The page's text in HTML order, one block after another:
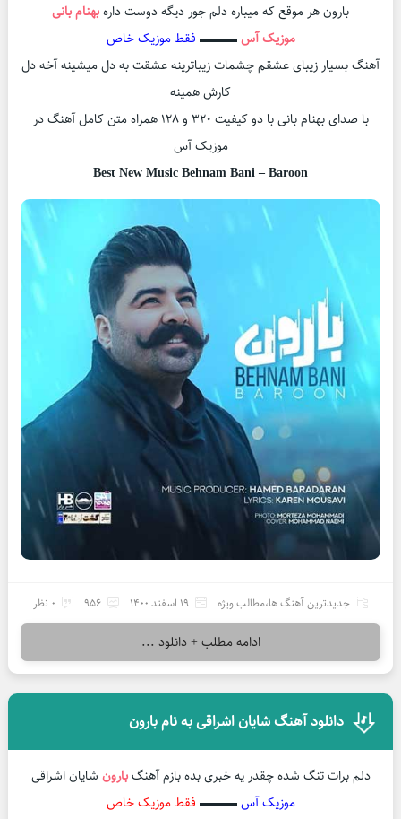
بارون هر موقع که میباره دلم جور دیگه دوست دارهبهنام بانی
موزیک آس▬▬▬ فقط موزیک خاص
آهنگ بسیار زیبای عشقم چشمات زیباترینه عشقت به دل میشینه آخه دل
کارش همینه
با صدای بهنام بانی با دو کیفیت ۳۲۰ و ۱۲۸ همراه متن کامل آهنگ در
موزیک آس
Best New Music Behnam Bani – Baroon
جدیدترین آهنگ ها،مطالب ویژه 19 اسفند 1400 956 0 نظر
ادامه مطلب + دانلود ...
دانلود آهنگ شایان اشراقی به نام بارون
دلم برات تنگ شده چقدر یه خبری بده بازم آهنگبارون شایان اشراقی
موزیک آس▬▬▬ فقط موزیک خاص